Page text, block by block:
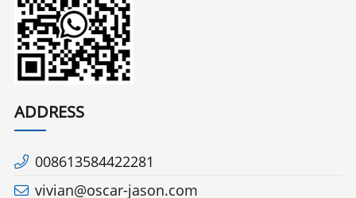
ADDRESS
008613584422281
vivian@oscar-jason.com